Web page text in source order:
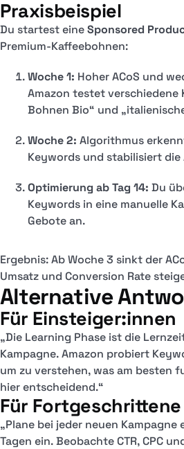
Praxisbeispiel
Du startest eineSponsored
Premium-Kaffeebohnen:
Woche 1: Hoher ACoS und
Amazon testet verschiedene
Bohnen Bio“ und
Woche 2: Algorithmus
Keywords und stabilisiert die
Optimierung ab Tag 14: Du
Keywords in eine manuelle
Gebote an.
Ergebnis: Ab Woche 3 sinkt der
Umsatz und Conversion Rate
Alternative
Für Einsteiger:innen
„Die Learning Phase ist die
Kampagne. Amazon probiert
um zu verstehen, was am besten
hier entscheidend.“
Für
„Plane bei jeder neuen Kampagne
Tagen ein. Beobachte CTR, CPC